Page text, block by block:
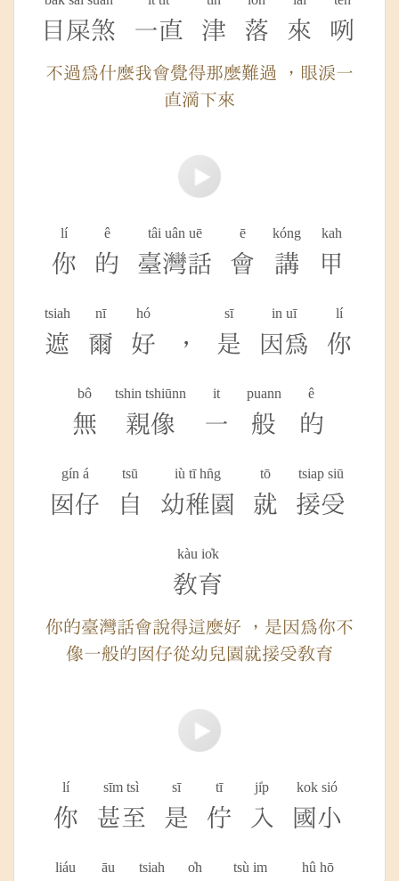
目屎煞 一直 津 落 來 咧
不過為什麼我會覺得那麼難過 ，眼淚一
直滴下來
lí
你
ê
的
tâi uân uē
臺灣話
ē
會
kóng
講
kah
甲
tsiah
遮
nī
爾
hó
好 ，
sī
是
in uī
因為
lí
你
bô
無
tshin tshiūnn
親像
it
一
puann
般
ê
的
gín á
囡仔
tsū
自
iù tī hn̂g
幼稚園
tō
就
tsiap siū
接受
kàu io̍k
教育
你的臺灣話會說得這麼好 ，是因為你不
像一般的囡仔從幼兒園就接受教育
lí
你
sīm tsì
甚至
sī
是
tī
佇
ji̍p
入
kok sió
國小
liáu āu tsiah o̍h tsù im hû hō